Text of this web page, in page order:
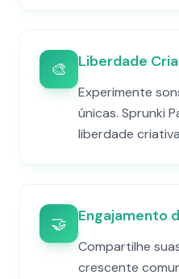
🎨 Liberdade
Experimente
únicas. Sprunki
liberdade
🤝 Engajamento
Compartilhe
crescente